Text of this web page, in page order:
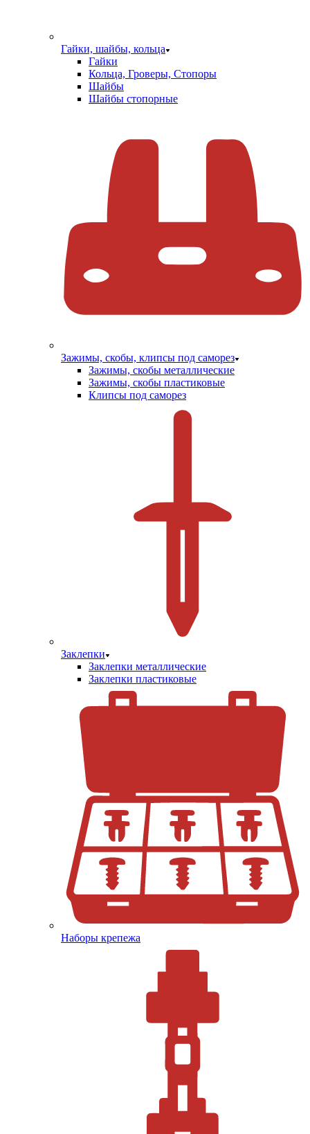
Гайки, шайбы, кольца
Гайки
Кольца, Гроверы, Стопоры
Шайбы
Шайбы стопорные
Зажимы, скобы, клипсы под саморез
Зажимы, скобы металлические
Зажимы, скобы пластиковые
Клипсы под саморез
Заклепки
Заклепки металлические
Заклепки пластиковые
Наборы крепежа